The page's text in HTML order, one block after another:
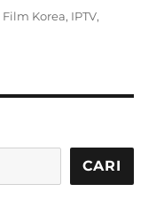
Film Korea, IPTV,
CARI